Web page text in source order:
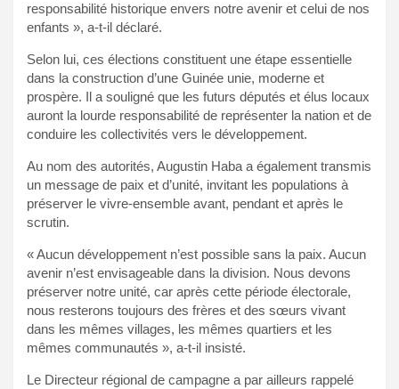
responsabilité historique envers notre avenir et celui de nos
enfants », a-t-il déclaré.
Selon lui, ces élections constituent une étape essentielle
dans la construction d’une Guinée unie, moderne et
prospère. Il a souligné que les futurs députés et élus locaux
auront la lourde responsabilité de représenter la nation et de
conduire les collectivités vers le développement.
Au nom des autorités, Augustin Haba a également transmis
un message de paix et d’unité, invitant les populations à
préserver le vivre-ensemble avant, pendant et après le
scrutin.
« Aucun développement n’est possible sans la paix. Aucun
avenir n’est envisageable dans la division. Nous devons
préserver notre unité, car après cette période électorale,
nous resterons toujours des frères et des sœurs vivant
dans les mêmes villages, les mêmes quartiers et les
mêmes communautés », a-t-il insisté.
Le Directeur régional de campagne a par ailleurs rappelé